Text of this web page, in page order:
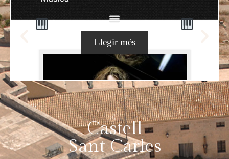
Concert de Piano: Chopin
Llegir més
Castell
Sant Carles